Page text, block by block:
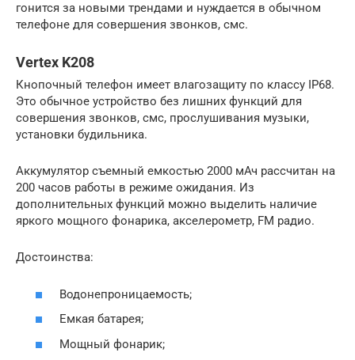
гонится за новыми трендами и нуждается в обычном
телефоне для совершения звонков, смс.
Vertex K208
Кнопочный телефон имеет влагозащиту по классу IP68.
Это обычное устройство без лишних функций для
совершения звонков, смс, прослушивания музыки,
установки будильника.
Аккумулятор съемный емкостью 2000 мАч рассчитан на
200 часов работы в режиме ожидания. Из
дополнительных функций можно выделить наличие
яркого мощного фонарика, акселерометр, FM радио.
Достоинства:
Водонепроницаемость;
Емкая батарея;
Мощный фонарик;